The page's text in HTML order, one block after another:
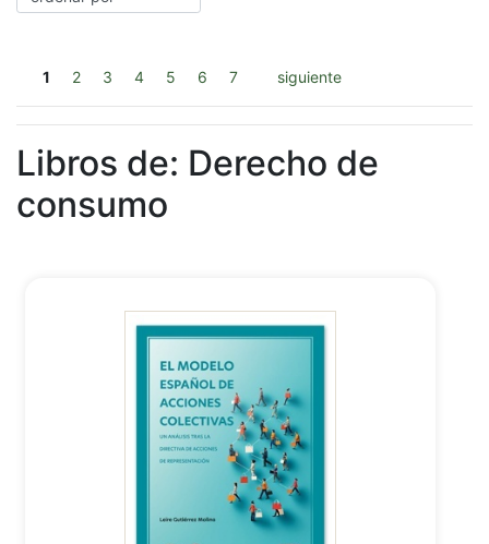
1 2 3 4 5 6 7 siguiente
Libros de: Derecho de
consumo